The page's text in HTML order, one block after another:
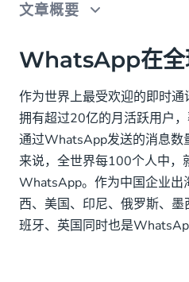
文章概要
WhatsApp在全球的普及率
WhatsApp Business API
景
1.获客！获客！获客！
2.客户留存，无限可能
WhatsApp在全
作为世界上最受欢迎的即时
拥有超过20亿的月活跃用户
通过WhatsApp发送的消息
来说，全世界每100个人中，
WhatsApp。作为中国企业出
西、美国、印尼、俄罗斯、
班牙、英国同时也是